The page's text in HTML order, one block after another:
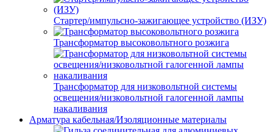
Стартер/импульсно-зажигающее устройство (ИЗУ)
Трансформатор высоковольтного розжига
Трансформатор для низковольтной системы
освещения/низковольтной галогенной лампы
накаливания
Арматура кабельная/Изоляционные материалы